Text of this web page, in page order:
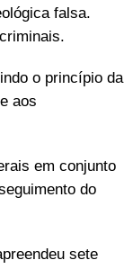
falsa.
o princípio da
aos
em conjunto
do
sete